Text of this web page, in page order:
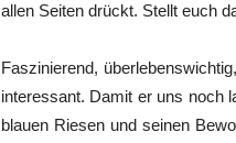
allen Seiten drückt. Stellt euch
Faszinierend,
interessant. Damit er uns noch
blauen Riesen und seinen